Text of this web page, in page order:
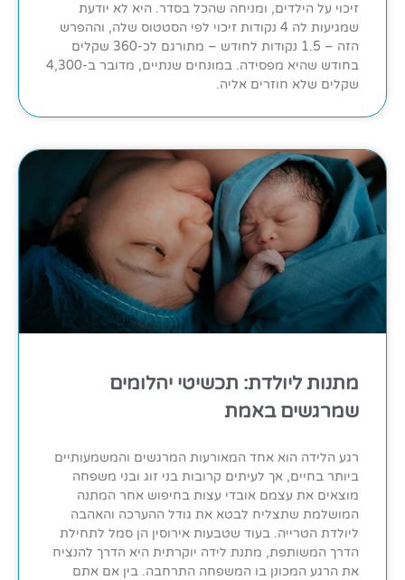
זיכוי על הילדים, ומניחה שהכל בסדר. היא לא יודעת
שמגיעות לה 4 נקודות זיכוי לפי הסטטוס שלה, וההפרש
הזה – 1.5 נקודות לחודש – מתורגם לכ-360 שקלים
בחודש שהיא מפסידה. במונחים שנתיים, מדובר ב-4,300
שקלים שלא חוזרים אליה.
מתנות ליולדת: תכשיטי יהלומים
שמרגשים באמת
רגע הלידה הוא אחד המאורעות המרגשים והמשמעותיים
ביותר בחיים, אך לעיתים קרובות בני זוג ובני משפחה
מוצאים את עצמם אובדי עצות בחיפוש אחר המתנה
המושלמת שתצליח לבטא את גודל ההערכה והאהבה
ליולדת הטרייה. בעוד שטבעות אירוסין הן סמל לתחילת
הדרך המשותפת, מתנת לידה יוקרתית היא הדרך להנציח
את הרגע המכונן בו המשפחה התרחבה. בין אם אתם